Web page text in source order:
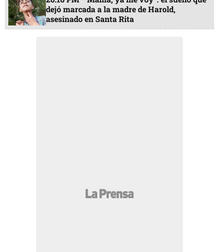
dejó marcada a la madre de Harold,
asesinado en Santa Rita